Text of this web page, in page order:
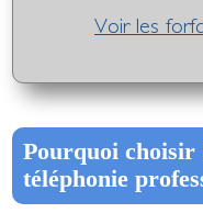
Voir les
Pourquoi
téléphonie